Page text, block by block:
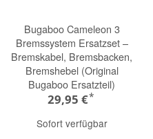
Bugaboo Cameleon 3
Bremssystem Ersatzset –
Bremskabel, Bremsbacken,
Bremshebel (Original
Bugaboo Ersatzteil)
29,95 €*
Sofort verfügbar